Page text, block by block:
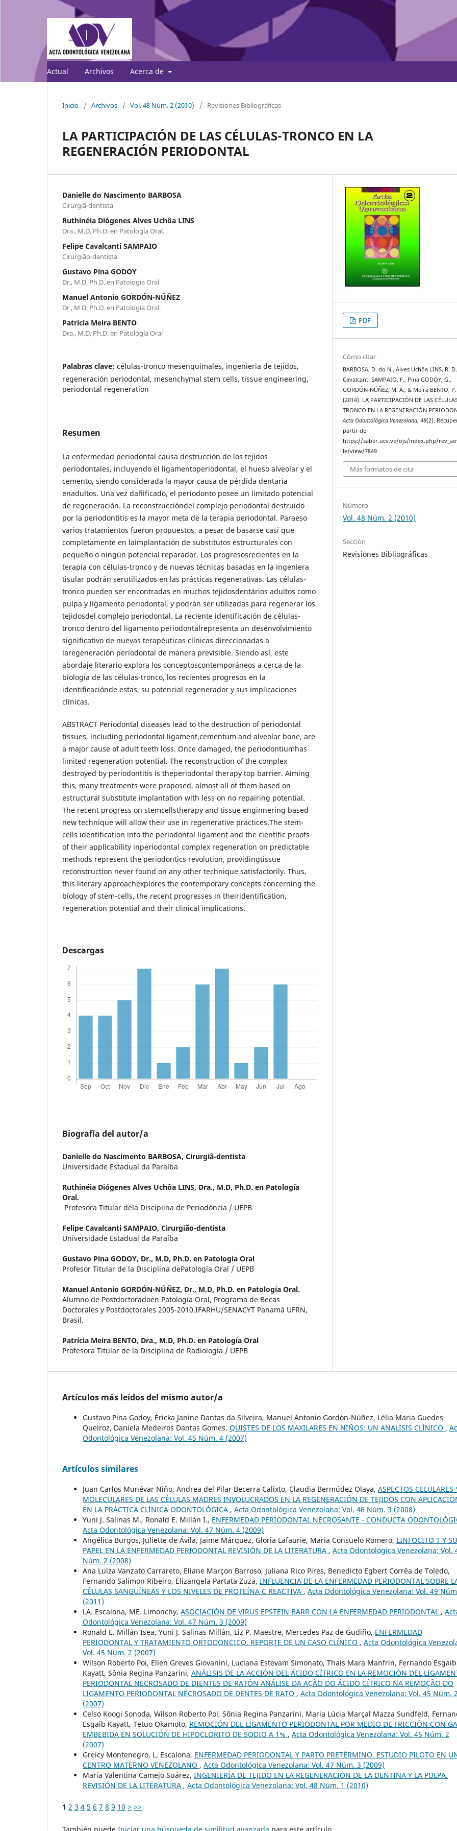
Actual Archivos Acerca de
Inicio / Archivos / Vol. 48 Núm. 2 (2010) / Revisiones Bibliográficas
LA PARTICIPACIÓN DE LAS CÉLULAS-TRONCO EN LA
REGENERACIÓN PERIODONTAL
Danielle do Nascimento BARBOSA
Cirurgiã-dentista
Ruthinéia Diógenes Alves Uchôa LINS
Dra., M.D, Ph.D. en Patología Oral.
Felipe Cavalcanti SAMPAIO
Cirurgião-dentista
Gustavo Pina GODOY
Dr., M.D, Ph.D. en Patología Oral
Manuel Antonio GORDÓN-NÚÑEZ
Dr., M.D, Ph.D. en Patología Oral.
Patrícia Meira BENTO
Dra., M.D, Ph.D. en Patología Oral
Palabras clave: células-tronco mesenquimales, ingenieria de tejidos,
regeneración periodontal, mesenchymal stem cells, tissue engineering,
periodontal regeneration
Resumen
La enfermedad periodontal causa destrucción de los tejidos
periodontales, incluyendo el ligamentoperiodontal, el hueso alveolar y el
cemento, siendo considerada la mayor causa de pérdida dentaria
enadultos. Una vez dañificado, el periodonto posee un limitado potencial
de regeneración. La reconstruccióndel complejo periodontal destruido
por la periodontitis es la mayor meta de la terapia periodontal. Paraeso
varios tratamientos fueron propuestos, a pesar de basarse casi que
completamente en laimplantación de substitutos estructurales con
pequeño o ningún potencial reparador. Los progresosrecientes en la
terapia con células-tronco y de nuevas técnicas basadas en la ingeniera
tisular podrán serutilizados en las prácticas regenerativas. Las células-
tronco pueden ser encontradas en muchos tejidosdentários adultos como
pulpa y ligamento periodontal, y podrán ser utilizadas para regenerar los
tejidosdel complejo periodontal. La reciente identificación de células-
tronco dentro del ligamento periodontalrepresenta un desenvolvimiento
significativo de nuevas terapéuticas clínicas direccionadas a
laregeneración periodontal de manera previsible. Siendo así, este
abordaje literario explora los conceptoscontemporáneos a cerca de la
biología de las células-tronco, los recientes progresos en la
identificaciónde estas, su potencial regenerador y sus implicaciones
clínicas.
ABSTRACT Periodontal diseases lead to the destruction of periodontal
tissues, including periodontal ligament,cementum and alveolar bone, are
a major cause of adult teeth loss. Once damaged, the periodontiumhas
limited regeneration potential. The reconstruction of the complex
destroyed by periodontitis is theperiodontal therapy top barrier. Aiming
this, many treatments were proposed, almost all of them based on
estructural substitute implantation with less on no repairing potential.
The recent progress on stemcellstherapy and tissue enginnering based
new technique will allow their use in regenerative practices.The stem-
cells identification into the periodontal ligament and the cientific proofs
of their applicability inperiodontal complex regeneration on predictable
methods represent the periodontics revolution, providingtissue
reconstruction never found on any other technique satisfactorily. Thus,
this literary approachexplores the contemporary concepts concerning the
biology of stem-cells, the recent progresses in theiridentification,
regeneration potential and their clinical implications.
Descargas
Biografía del autor/a
Danielle do Nascimento BARBOSA, Cirurgiã-dentista
Universidade Estadual da Paraíba
Ruthinéia Diógenes Alves Uchôa LINS, Dra., M.D, Ph.D. en Patología
Oral.
Profesora Titular dela Disciplina de Periodóncia / UEPB
Felipe Cavalcanti SAMPAIO, Cirurgião-dentista
Universidade Estadual da Paraíba
Gustavo Pina GODOY, Dr., M.D, Ph.D. en Patología Oral
Profesor Titular de la Disciplina dePatología Oral / UEPB
Manuel Antonio GORDÓN-NÚÑEZ, Dr., M.D, Ph.D. en Patología Oral.
Alumno de Postdoctoradoen Patología Oral, Programa de Becas
Doctorales y Postdoctorales 2005-2010,IFARHU/SENACYT Panamá UFRN,
Brasil.
Patrícia Meira BENTO, Dra., M.D, Ph.D. en Patología Oral
Profesora Titular de la Disciplina de Radiologia / UEPB
PDF
Cómo citar
BARBOSA, D. do N., Alves Uchôa LINS, R.
Cavalcanti SAMPAIO, F., Pina GODOY, G.,
GORDÓN-NÚÑEZ, M. A., & Meira BENTO, P.
(2014). LA PARTICIPACIÓN DE LAS
TRONCO EN LA REGENERACIÓN
Acta Odontológica Venezolana,48(2).
partir de
https://saber.ucv.ve/ojs/index.php/
le/view/7849
Más formatos de cita
Número
Vol. 48 Núm. 2 (2010)
Sección
Revisiones Bibliográficas
Artículos más leídos del mismo autor/a
Gustavo Pina Godoy, Éricka Janine Dantas da Silveira, Manuel Antonio Gordón-Núñez, Lélia Maria Guedes
Queiroz, Daniela Medeiros Dantas Gomes, QUISTES DE LOS MAXILARES EN NIÑOS: UN ANALISIS CLÍNICO ,
Odontológica Venezolana: Vol. 45 Núm. 4 (2007)
Artículos similares
Juan Carlos Munévar Niño, Andrea del Pilar Becerra Calixto, Claudia Bermúdez Olaya, ASPECTOS CELULARES
MOLECULARES DE LAS CÉLULAS MADRES INVOLUCRADOS EN LA REGENERACIÓN DE TEJIDOS CON
EN LA PRÁCTICA CLÍNICA ODONTOLÓGICA , Acta Odontológica Venezolana: Vol. 46 Núm. 3 (2008)
Yuni J. Salinas M., Ronald E. Millán I., ENFERMEDAD PERIODONTAL NECROSANTE - CONDUCTA
Acta Odontológica Venezolana: Vol. 47 Núm. 4 (2009)
Angélica Burgos, Juliette de Ávila, Jaime Márquez, Gloria Lafaurie, Maria Consuelo Romero, LINFOCITO T Y SU
PAPEL EN LA ENFERMEDAD PERIODONTAL REVISIÓN DE LA LITERATURA , Acta Odontológica Venezolana: Vol.
Núm. 2 (2008)
Ana Luiza Vanzato Carrareto, Eliane Marçon Barroso, Juliana Rico Pires, Benedicto Egbert Corrêa de Toledo,
Fernando Salimon Ribeiro, Elizangela Partata Zuza, INFLUENCIA DE LA ENFERMEDAD PERIODONTAL SOBRE
CÉLULAS SANGUÍNEAS Y LOS NIVELES DE PROTEÍNA C REACTIVA , Acta Odontológica Venezolana: Vol. 49
(2011)
LA. Escalona, ME. Limonchy, ASOCIACIÓN DE VIRUS EPSTEIN BARR CON LA ENFERMEDAD PERIODONTAL ,
Odontológica Venezolana: Vol. 47 Núm. 3 (2009)
Ronald E. Millán Isea, Yuni J. Salinas Millán, Liz P. Maestre, Mercedes Paz de Gudiño, ENFERMEDAD
PERIODONTAL Y TRATAMIENTO ORTODONCICO. REPORTE DE UN CASO CLÍNICO , Acta Odontológica
Vol. 45 Núm. 2 (2007)
Wilson Roberto Poi, Ellen Greves Giovanini, Luciana Estevam Simonato, Thaís Mara Manfrin, Fernando Esgaib
Kayatt, Sônia Regina Panzarini, ANÁLISIS DE LA ACCIÓN DEL ÁCIDO CÍTRICO EN LA REMOCIÓN DEL
PERIODONTAL NECROSADO DE DIENTES DE RATÓN ANÁLISE DA AÇÃO DO ÁCIDO CÍTRICO NA REMOÇÃO DO
LIGAMENTO PERIODONTAL NECROSADO DE DENTES DE RATO , Acta Odontológica Venezolana: Vol. 45 Núm. 2
(2007)
Celso Koogi Sonoda, Wilson Roberto Poi, Sônia Regina Panzarini, Maria Lúcia Marçal Mazza Sundfeld,
Esgaib Kayatt, Tetuo Okamoto, REMOCIÓN DEL LIGAMENTO PERIODONTAL POR MEDIO DE FRICCIÓN CON
EMBEBIDA EN SOLUCIÓN DE HIPOCLORITO DE SODIO A 1% , Acta Odontológica Venezolana: Vol. 45 Núm. 2
(2007)
Greicy Montenegro, L. Escalona, ENFERMEDAD PERIODONTAL Y PARTO PRETÉRMINO. ESTUDIO PILOTO EN
CENTRO MATERNO VENEZOLANO , Acta Odontológica Venezolana: Vol. 47 Núm. 3 (2009)
María Valentina Camejo Suárez, INGENIERÍA DE TEJIDO EN LA REGENERACIÓN DE LA DENTINA Y LA PULPA.
REVISIÓN DE LA LITERATURA , Acta Odontológica Venezolana: Vol. 48 Núm. 1 (2010)
1 2 3 4 5 6 7 8 9 10 > >>